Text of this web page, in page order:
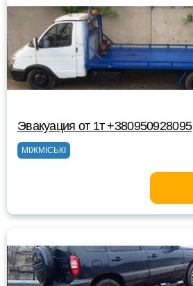
Эвакуация от 1т +380950928095
МІЖМІСЬКІ